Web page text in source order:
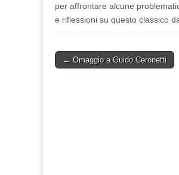
per affrontare alcune
e riflessioni su questo classico
Post
← Omaggio a Guido Ceronetti